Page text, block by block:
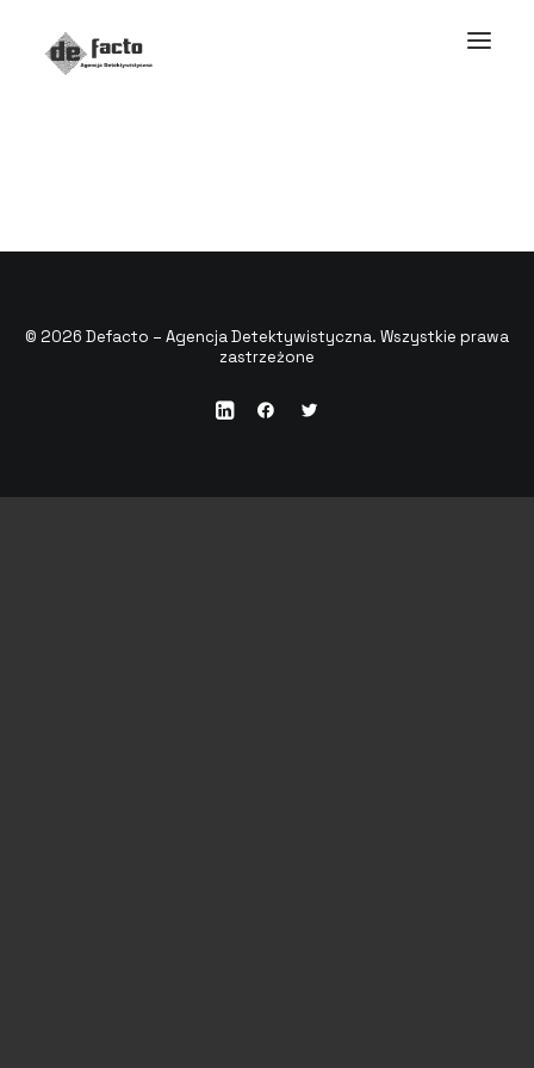
© 2026 Defacto – Agencja Detektywistyczna. Wszystkie prawa
zastrzeżone